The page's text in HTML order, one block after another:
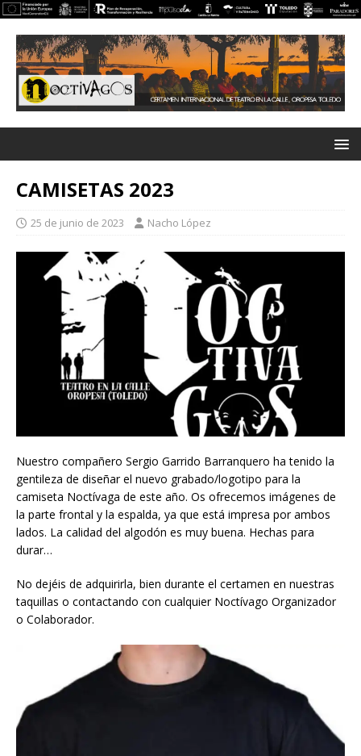
CAMISETAS 2023
25 de junio de 2023 Nacho López
Nuestro compañero Sergio Garrido Barranquero ha tenido la
gentileza de diseñar el nuevo grabado/logotipo para la
camiseta Noctívaga de este año. Os ofrecemos imágenes de
la parte frontal y la espalda, ya que está impresa por ambos
lados. La calidad del algodón es muy buena. Hechas para
durar…
No dejéis de adquirirla, bien durante el certamen en nuestras
taquillas o contactando con cualquier Noctívago Organizador
o Colaborador.